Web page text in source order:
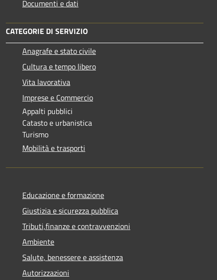
Documenti e dati
CATEGORIE DI SERVIZIO
Anagrafe e stato civile
Cultura e tempo libero
Vita lavorativa
Imprese e Commercio
Appalti pubblici
Catasto e urbanistica
Turismo
Mobilità e trasporti
Educazione e formazione
Giustizia e sicurezza pubblica
Tributi,finanze e contravvenzioni
Ambiente
Salute, benessere e assistenza
Autorizzazioni